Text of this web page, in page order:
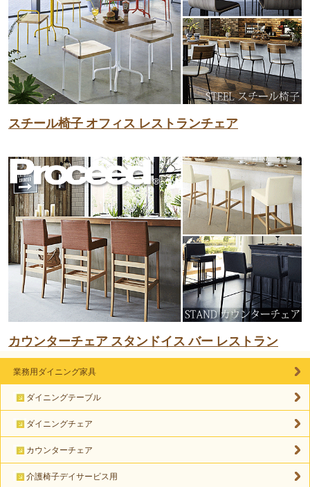
スチール椅子 オフィス レストランチェア
カウンターチェア スタンドイス バー レストラン
業務用ダイニング家具
ダイニングテーブル
ダイニングチェア
カウンターチェア
介護椅子デイサービス用